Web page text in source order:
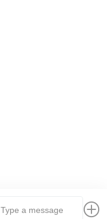
Technology Co.,Ltd. . كل الحقوق محفوظة. |